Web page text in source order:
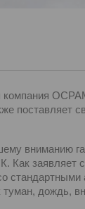
компания
поставляет
вниманию
Как
туман, дождь,